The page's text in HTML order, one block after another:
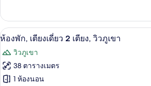
1
เตียง,
วิว
ภูเขา
เกี่ยว
กับ
ห้อง
เตียง
คิง
ไซส์
เปิด
ภาพถ่าย
ทั้งหมด
ของ
ห้องพัก, เ
9
ห้องพัก, เตียงเดี่ยว 2 เตียง, วิวภูเขา
วิวภูเขา
38 ตารางเมตร
1 ห้องนอน